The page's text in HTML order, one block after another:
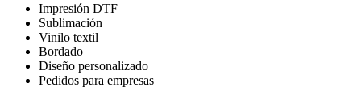
Impresión DTF
Sublimación
Vinilo textil
Bordado
Diseño personalizado
Pedidos para empresas